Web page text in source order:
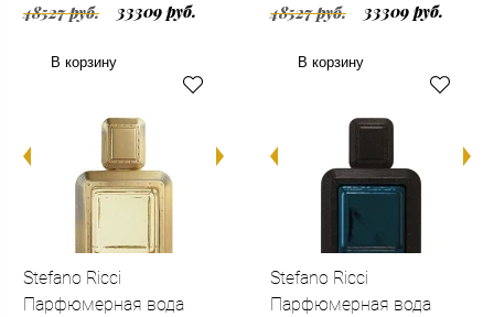
48527 руб. 33309 руб.
В корзину
48527 руб. 33309 руб.
В корзину
Stefano Ricci
Парфюмерная вода
Stefano Ricci
Парфюмерная вода